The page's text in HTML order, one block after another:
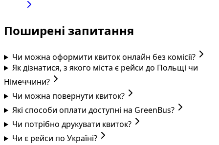
Поширені запитання
Чи можна оформити квиток онлайн без комісії?
Як дізнатися, з якого міста є рейси до Польщі чи
Німеччини?
Чи можна повернути квиток?
Які способи оплати доступні на GreenBus?
Чи потрібно друкувати квиток?
Чи є рейси по Україні?